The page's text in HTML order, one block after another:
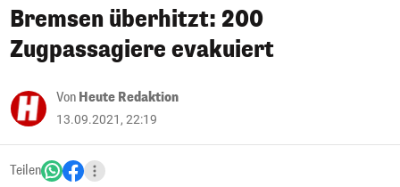
Bremsen überhitzt: 200
Zugpassagiere evakuiert
Von Heute Redaktion
13.09.2021, 22:19
Teilen